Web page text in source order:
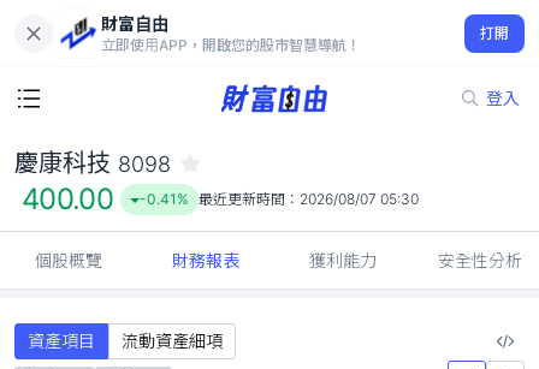
財富自由
立即使用APP，開啟您的股市智慧導航！
打開
登入
400.00
-0.41%
慶康科技 8098
400.00 -0.41% 最近更新時間： 2026/08/07 05:30
個股概覽 財務報表 獲利能力 安全性分析
資產項目 流動資產細項